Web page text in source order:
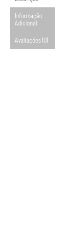
Informação
Adicional
Avaliações (0)